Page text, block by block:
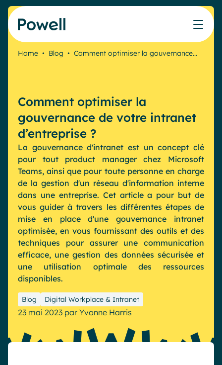
Skip to content
Communication interne
Ressources Humaines
Industries
Service public
Pharma & Santé
Banque & Finance
Industrie
ProduitsPowell Governance
Les cas d'usage
Communication interne
Knowledge Management
Engagement employés
Plateforme connectée
IA Digital Workplace augmentée
Hub digital
Toutes nos fonctionnalités
IA générative
Sécurité & conformité
Partenaires
Microsoft x Powell = ♡
Partenaire Microsoft
Partenaire Bleu
Tarification
Nos clients
Notre accompagnement
Resources
Évaluer mon intranet
Blog
Evénements
Webinaires
Livres blancs
EnglishFrançaisDeutsch
Home • Blog • Comment optimiser la gouvernance…
Comment optimiser la
gouvernance de votre intranet
d’entreprise ?
La gouvernance d'intranet est un concept clé
pour tout product manager chez Microsoft
Teams, ainsi que pour toute personne en charge
de la gestion d'un réseau d'information interne
dans une entreprise. Cet article a pour but de
vous guider à travers les différentes étapes de
mise en place d'une gouvernance intranet
optimisée, en vous fournissant des outils et des
techniques pour assurer une communication
efficace, une gestion des données sécurisée et
une utilisation optimale des ressources
disponibles.
Blog Digital Workplace & Intranet
23 mai 2023 par Yvonne Harris